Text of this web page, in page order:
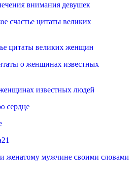
внимания девушек
цитаты великих женщин
известных людей
женатому мужчине своими словами